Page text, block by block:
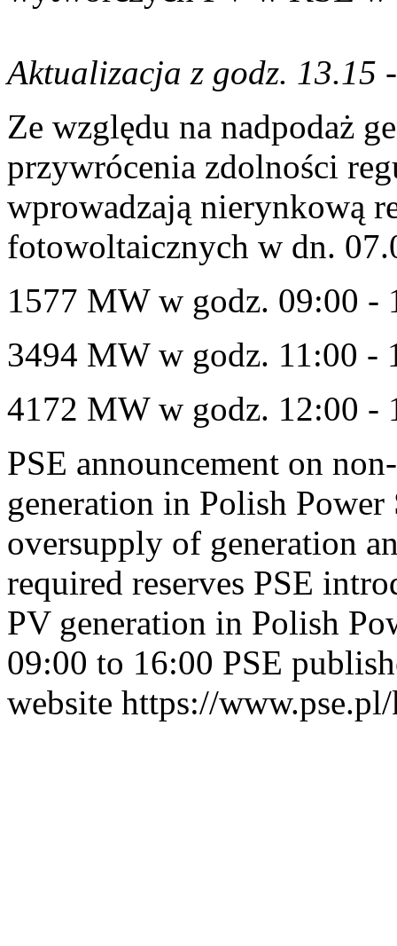
Aktualizacja z godz. 13.15
Ze względu na nadpodaż
przywrócenia zdolności
wprowadzają nierynkową
fotowoltaicznych w dn.
1577 MW w godz. 09:00 -
3494 MW w godz. 11:00 -
4172 MW w godz. 12:00 -
PSE announcement on
generation in Polish
oversupply of generation
required reserves PSE
PV generation in Polish
09:00 to 16:00 PSE
website https://